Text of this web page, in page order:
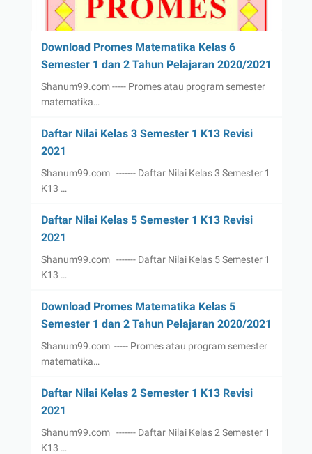
Download Promes Matematika Kelas 6
Semester 1 dan 2 Tahun Pelajaran 2020/2021
Shanum99.com ----- Promes atau program semester
matematika…
Daftar Nilai Kelas 3 Semester 1 K13 Revisi
2021
Shanum99.com ------- Daftar Nilai Kelas 3 Semester 1
K13 …
Daftar Nilai Kelas 5 Semester 1 K13 Revisi
2021
Shanum99.com ------- Daftar Nilai Kelas 5 Semester 1
K13 …
Download Promes Matematika Kelas 5
Semester 1 dan 2 Tahun Pelajaran 2020/2021
Shanum99.com ----- Promes atau program semester
matematika…
Daftar Nilai Kelas 2 Semester 1 K13 Revisi
2021
Shanum99.com ------- Daftar Nilai Kelas 2 Semester 1
K13 …